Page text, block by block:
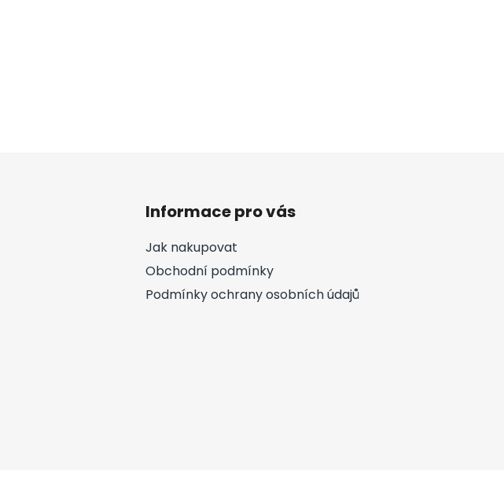
Informace pro vás
Jak nakupovat
Obchodní podmínky
Podmínky ochrany osobních údajů